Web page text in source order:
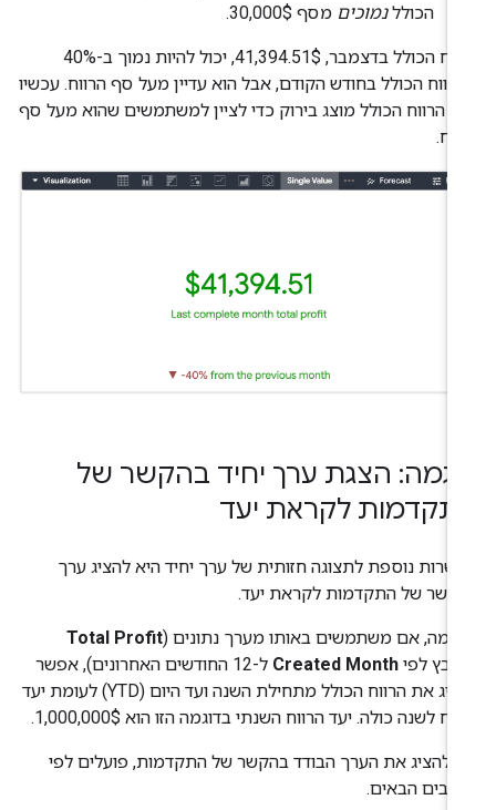
הכוללנמוכיםמסף 30,000$.
הרווח הכולל בדצמבר, 41,394.51$, יכול להיות נמוך ב-40%
הכולל בחודש הקודם, אבל הוא עדיין מעל סף הרווח. עכשיו
הרווח הכולל מוצג בירוק כדי לציין למשתמשים שהוא מעל סף
הצגת ערך יחיד בהקשר של
לקראת יעד
נוספת לתצוגה חזותית של ערך יחיד היא להציג ערך
של התקדמות לקראת יעד.
אם משתמשים באותו מערך נתונים (Total Profit
לפי Created Month
ל-12 החודשים האחרונים), אפשר
להציג את הרווח הכולל מתחילת השנה ועד היום (YTD) לעומת יעד
לשנה כולה. יעד הרווח השנתי בדוגמה הזו הוא 1,000,000$.
להציג את הערך הבודד בהקשר של התקדמות, פועלים לפי
הבאים.